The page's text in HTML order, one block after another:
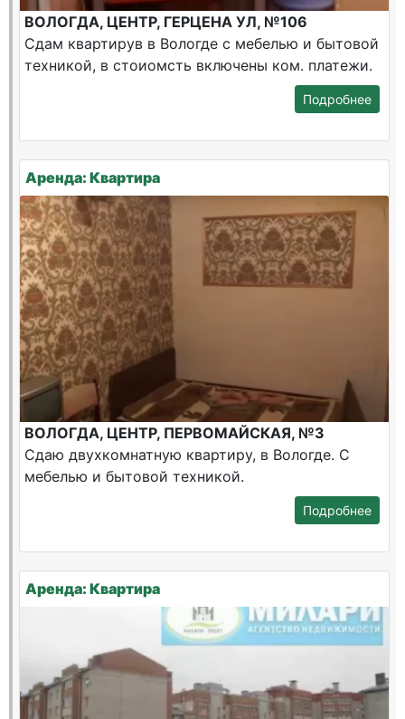
ВОЛОГДА, ЦЕНТР, ГЕРЦЕНА УЛ, №106
Сдам квартирув в Вологде с мебелью и бытовой
техникой, в стоиомсть включены ком. платежи.
Подробнее
Аренда: Квартира
ВОЛОГДА, ЦЕНТР, ПЕРВОМАЙСКАЯ, №3
Сдаю двухкомнатную квартиру, в Вологде. С
мебелью и бытовой техникой.
Подробнее
Аренда: Квартира